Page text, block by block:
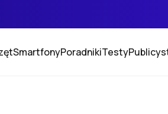
SmartfonyPoradnikiTesty